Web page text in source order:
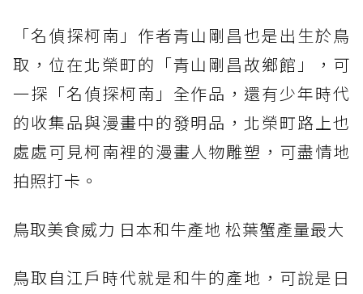
「名偵探柯南」作者青山剛昌也是出生於鳥
取，位在北榮町的「青山剛昌故鄉館」，可
一探「名偵探柯南」全作品，還有少年時代
的收集品與漫畫中的發明品，北榮町路上也
處處可見柯南裡的漫畫人物雕塑，可盡情地
拍照打卡。
鳥取美食威力 日本和牛產地 松葉蟹產量最大
鳥取自江戶時代就是和牛的產地，可說是日